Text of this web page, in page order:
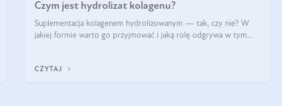
Czym jest hydrolizat kolagenu?
Suplementacja kolagenem hydrolizowanym — tak, czy nie? W
jakiej formie warto go przyjmować i jaką rolę odgrywa w tym
CZYTAJ